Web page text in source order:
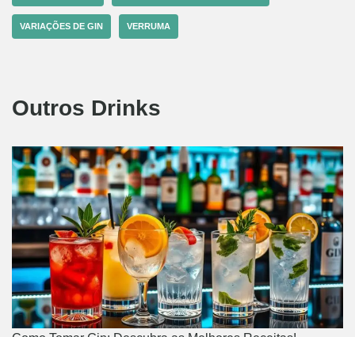
VARIAÇÕES DE GIN VERRUMA
Outros Drinks